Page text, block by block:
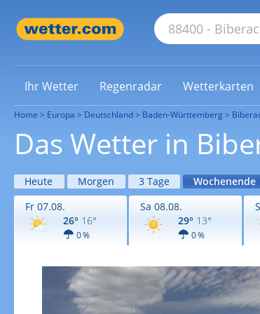
Ihr Wetter Regenradar Wetterkarten
Home Europa Deutschland Baden-Württemberg
Das Wetter in
Heute Morgen 3 Tage Wochenende
Fr 07.08.
26° 16°
0 %
Sa 08.08.
29° 13°
0 %